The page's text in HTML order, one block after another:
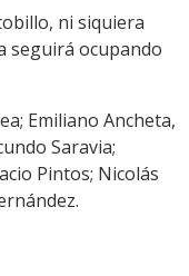
ni siquiera
seguirá ocupando
Emiliano Ancheta,
Saravia;
Pintos; Nicolás